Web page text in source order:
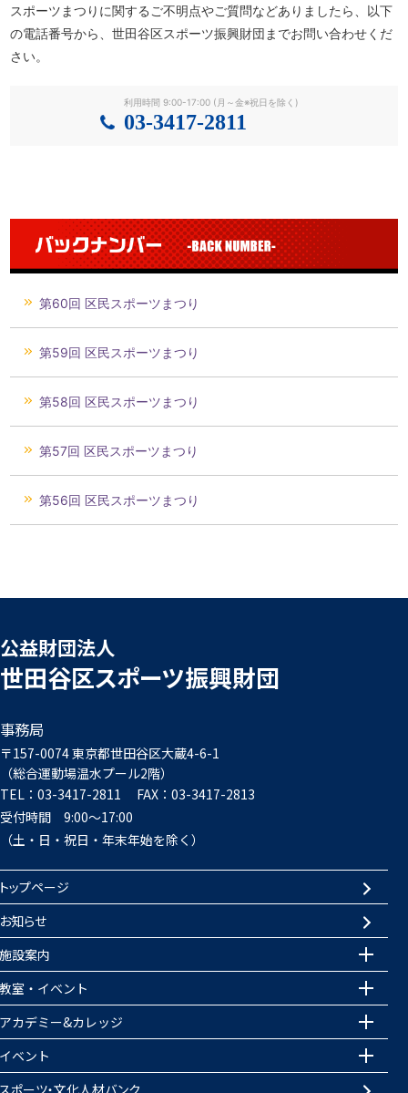
スポーツまつりに関するご不明点やご質問などありましたら、以下
の電話番号から、世田谷区スポーツ振興財団までお問い合わせくだ
さい。
利用時間 9:00-17:00 (月～金※祝日を除く)
03-3417-2811
第60回 区民スポーツまつり
第59回 区民スポーツまつり
第58回 区民スポーツまつり
第57回 区民スポーツまつり
第56回 区民スポーツまつり
公益財団法人
世田谷区スポーツ振興財団
事務局
〒157-0074 東京都世田谷区大蔵4-6-1
（総合運動場温水プール2階）
TEL： 03-3417-2811
FAX：03-3417-2813
受付時間 9:00～17:00
（土・日・祝日・年末年始を除く）
ップページ
知らせ
設案内
室・イベント
カデミー&カレッジ
ベント
ポーツ・文化人材バンク